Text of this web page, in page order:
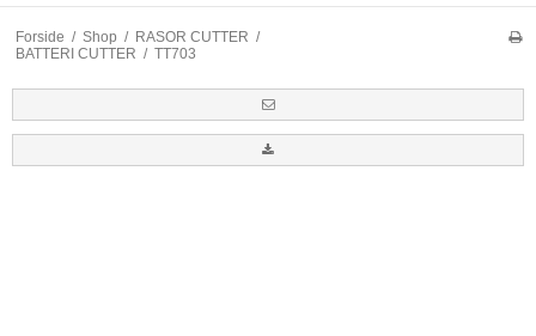
Forside / Shop / RASOR CUTTER /
BATTERI CUTTER / TT703